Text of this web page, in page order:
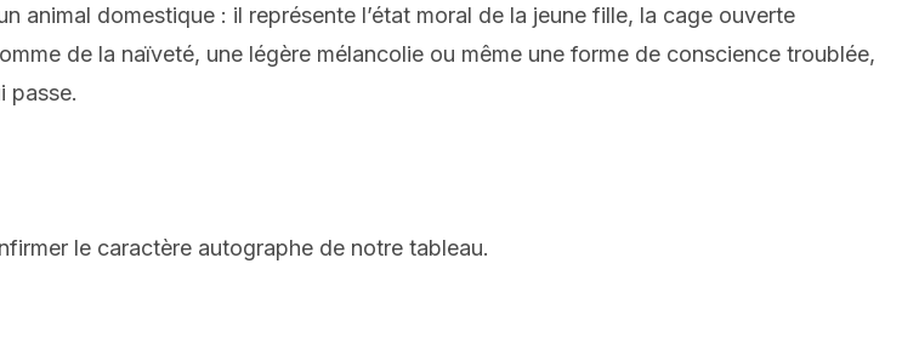
animal domestique : il représente l’état moral de la jeune fille, la cage ouverte
de la naïveté, une légère mélancolie ou même une forme de conscience troublée,
passe.
le caractère autographe de notre tableau.